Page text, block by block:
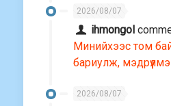
2026/08/07
ihmongol
Минийхээс том
бариулж,
2026/08/07